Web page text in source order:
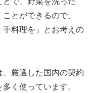
とができるので、
手料理を」とお考えの
、厳選した国内の契約
く使っています。